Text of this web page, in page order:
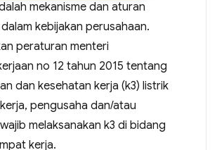
mekanisme dan aturan
kebijakan perusahaan.
peraturan menteri
no 12 tahun 2015 tentang
dan kesehatan kerja (k3) listrik
pengusaha dan/atau
melaksanakan k3 di bidang
kerja.